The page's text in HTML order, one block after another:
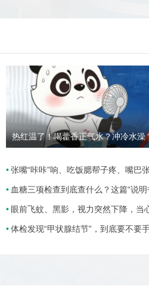
张嘴“咔咔”响、吃饭腮帮子疼、嘴巴张不
血糖三项检查到底查什么？这篇“说明
眼前飞蚊、黑影，视力突然下降，当
体检发现“甲状腺结节”，到底要不要